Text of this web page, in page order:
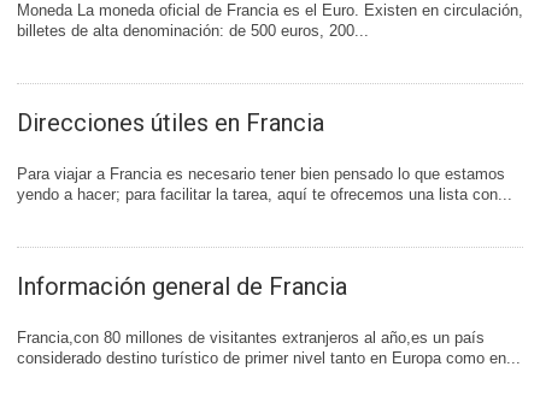
Moneda La moneda oficial de Francia es el Euro. Existen en circulación,
billetes de alta denominación: de 500 euros, 200...
Direcciones útiles en Francia
Para viajar a Francia es necesario tener bien pensado lo que estamos
yendo a hacer; para facilitar la tarea, aquí te ofrecemos una lista con...
Información general de Francia
Francia,con 80 millones de visitantes extranjeros al año,es un país
considerado destino turístico de primer nivel tanto en Europa como en...